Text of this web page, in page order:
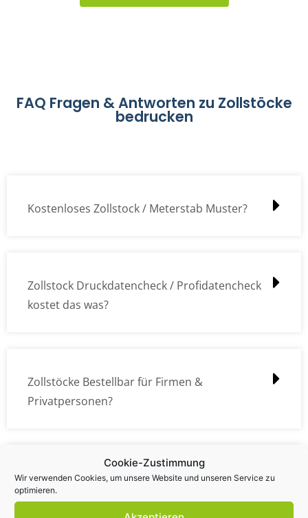
Cookie-Zustimmung
Wir verwenden Cookies, um unsere Website und unseren Service zu
optimieren.
FAQ Fragen & Antworten zu Zollstöcke
bedrucken
Kostenloses Zollstock / Meterstab Muster?
Zollstock Druckdatencheck / Profidatencheck
kostet das was?
Zollstöcke Bestellbar für Firmen &
Privatpersonen?
Wie kann ich die Daten (z.B. Logos und Texte)
übermitteln?